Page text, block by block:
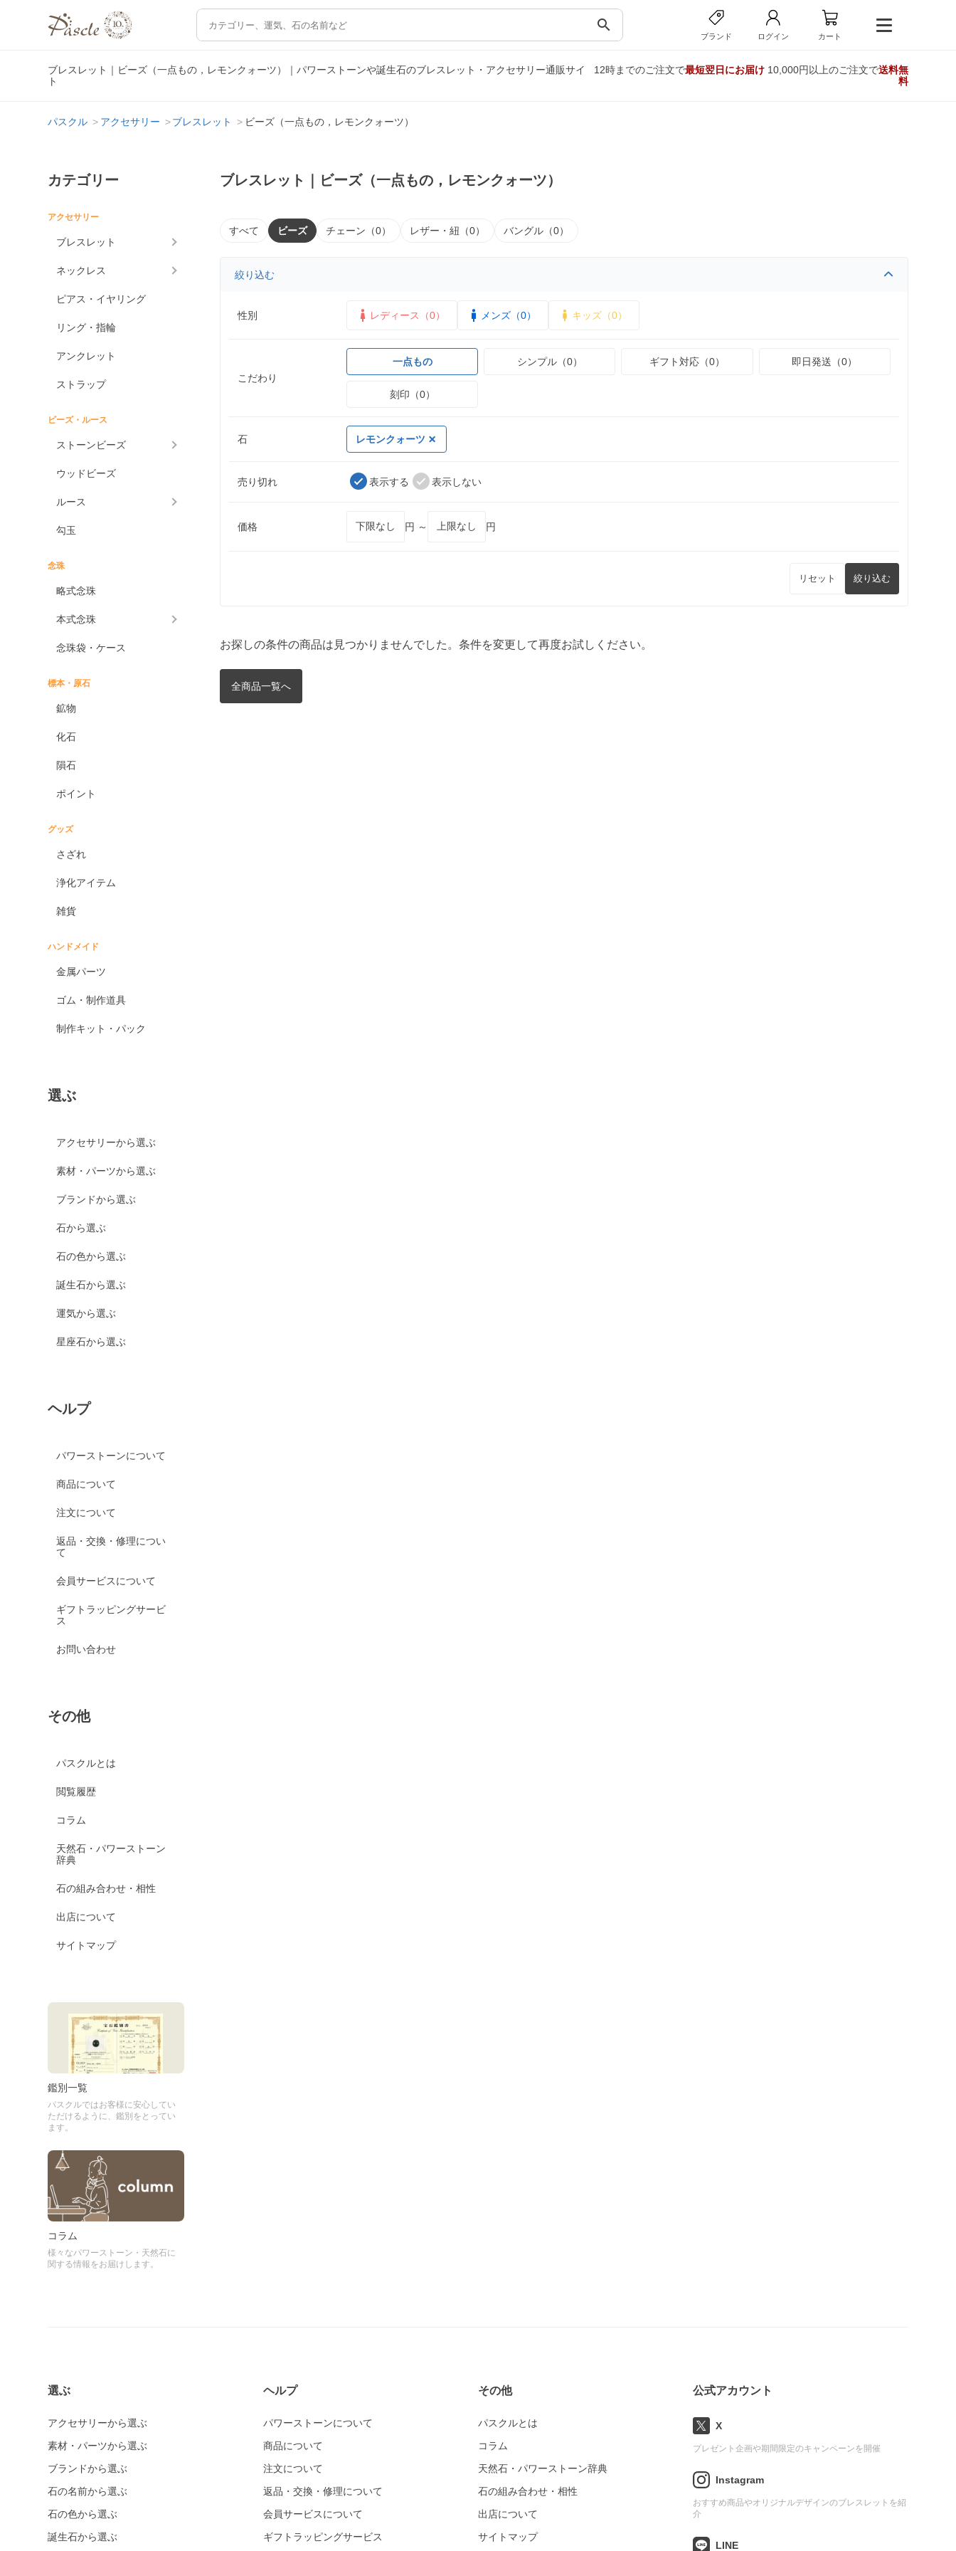
search
ブランド ログイン カート
ブレスレット｜ビーズ（一点もの，レモンクォーツ）｜パワーストーンや誕生石のブレスレット・アクセサリー通販サイ
ト
12時までのご注文で最短翌日にお届け10,000円以上のご注文で送料無
料
パスクル アクセサリー ブレスレット ビーズ（一点もの，レモンクォーツ）
カテゴリー
アクセサリー
ブレスレット
ネックレス
ピアス・イヤリング
リング・指輪
アンクレット
ストラップ
ビーズ・ルース
ストーンビーズ
ウッドビーズ
ルース
勾玉
念珠
略式念珠
本式念珠
念珠袋・ケース
標本・原石
鉱物
化石
隕石
ポイント
グッズ
さざれ
浄化アイテム
雑貨
ハンドメイド
金属パーツ
ゴム・制作道具
制作キット・パック
選ぶ
アクセサリーから選ぶ
素材・パーツから選ぶ
ブランドから選ぶ
石から選ぶ
石の色から選ぶ
誕生石から選ぶ
運気から選ぶ
星座石から選ぶ
ヘルプ
パワーストーンについて
商品について
注文について
返品・交換・修理につい
て
会員サービスについて
ギフトラッピングサービ
ス
お問い合わせ
その他
パスクルとは
閲覧履歴
コラム
天然石・パワーストーン
辞典
石の組み合わせ・相性
出店について
サイトマップ
鑑別一覧
パスクルではお客様に安心してい
ただけるように、鑑別をとってい
ます。
コラム
様々なパワーストーン・天然石に
関する情報をお届けします。
ブレスレット｜ビーズ（一点もの，レモンクォーツ）
すべて ビーズ チェーン（0） レザー・紐（0） バングル（0）
絞り込む
性別 レディース（0） メンズ（0） キッズ（0）
こだわり
一点もの シンプル（0） ギフト対応（0） 即日発送（0）
刻印（0）
石 レモンクォーツ
売り切れ 表示する 表示しない
価格 円 ～ 円
リセット 絞り込む
お探しの条件の商品は見つかりませんでした。条件を変更して再度お試しください。
全商品一覧へ
選ぶ
アクセサリーから選ぶ
素材・パーツから選ぶ
ブランドから選ぶ
石の名前から選ぶ
石の色から選ぶ
誕生石から選ぶ
ヘルプ
パワーストーンについて
商品について
注文について
返品・交換・修理について
会員サービスについて
ギフトラッピングサービス
その他
パスクルとは
コラム
天然石・パワーストーン辞典
石の組み合わせ・相性
出店について
サイトマップ
公式アカウント
X
プレゼント企画や期間限定のキャンペーンを開催
Instagram
おすすめ商品やオリジナルデザインのブレスレットを紹
介
LINE